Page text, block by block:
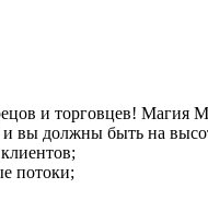
и торговцев! Магия
вы должны быть на
потоки;